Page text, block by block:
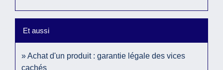
Et aussi
Achat d'un produit : garantie légale des vices
cachés